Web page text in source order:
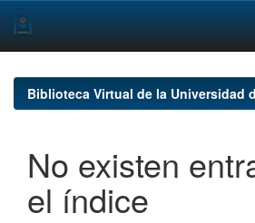
navigationBiblioteca Virtual de la Universidad
No existen
el índice